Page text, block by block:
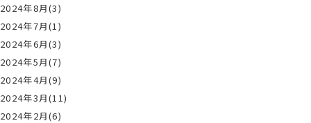
2024年8月(3)
2024年7月(1)
2024年6月(3)
2024年5月(7)
2024年4月(9)
2024年3月(11)
2024年2月(6)